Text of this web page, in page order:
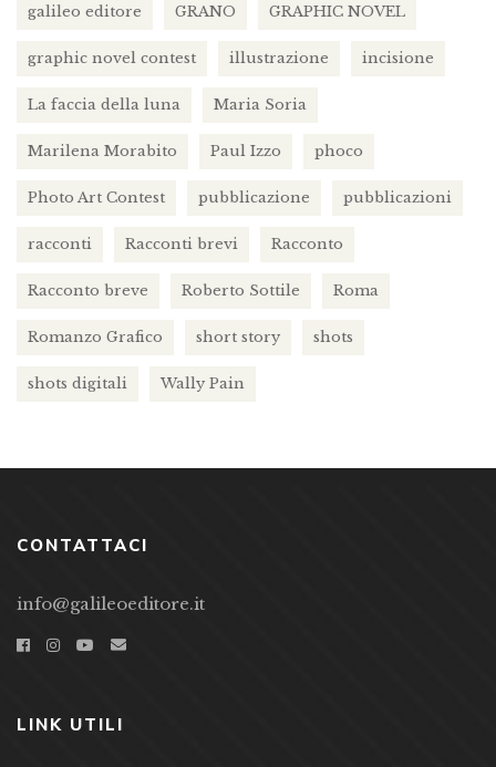
galileo editore GRANO GRAPHIC NOVEL
graphic novel contest illustrazione incisione
La faccia della luna Maria Soria
Marilena Morabito Paul Izzo phoco
Photo Art Contest pubblicazione pubblicazioni
racconti Racconti brevi Racconto
Racconto breve Roberto Sottile Roma
Romanzo Grafico short story shots
shots digitali Wally Pain
CONTATTACI
info@galileoeditore.it
LINK UTILI